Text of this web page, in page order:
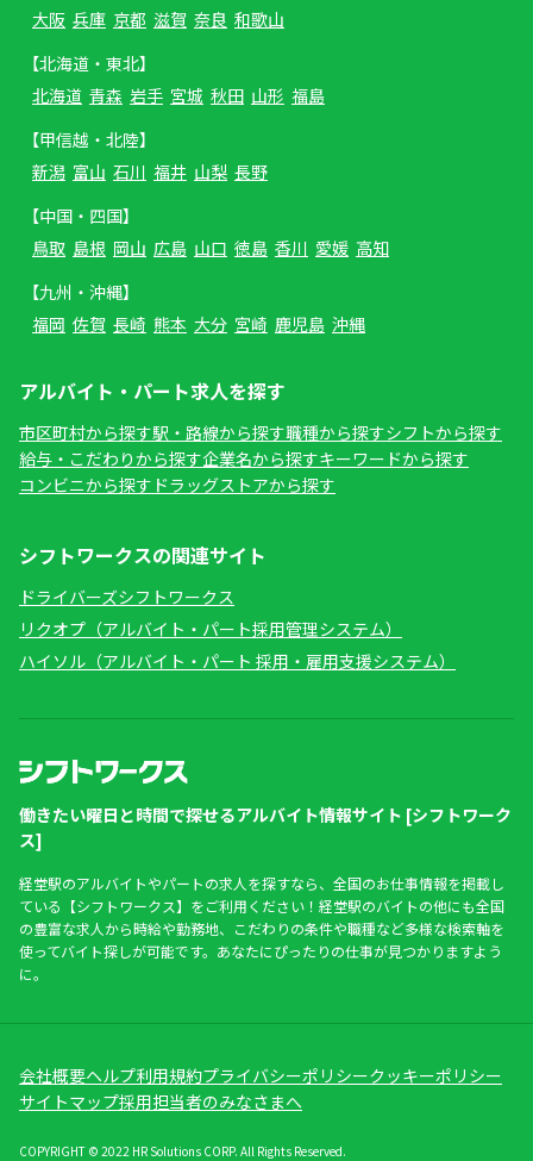
大阪 兵庫 京都 滋賀 奈良 和歌山
【北海道・東北】
北海道 青森 岩手 宮城 秋田 山形 福島
【甲信越・北陸】
新潟 富山 石川 福井 山梨 長野
【中国・四国】
鳥取 島根 岡山 広島 山口 徳島 香川 愛媛 高知
【九州・沖縄】
福岡 佐賀 長崎 熊本 大分 宮崎 鹿児島 沖縄
アルバイト・パート求人を探す
市区町村から探す駅・路線から探す職種から探すシフトから探す
給与・こだわりから探す企業名から探すキーワードから探す
コンビニから探す ドラッグストアから探す
シフトワークスの関連サイト
ドライバーズシフトワークス
リクオプ（アルバイト・パート採用管理システム）
ハイソル（アルバイト・パート 採用・雇用支援システム）
働きたい曜日と時間で探せるアルバイト情報サイト [シフトワーク
ス]
経堂駅のアルバイトやパートの求人を探すなら、全国のお仕事情報を掲載し
ている【シフトワークス】をご利用ください！経堂駅のバイトの他にも全国
の豊富な求人から時給や勤務地、こだわりの条件や職種など多様な検索軸を
使ってバイト探しが可能です。あなたにぴったりの仕事が見つかりますよう
に。
会社概要ヘルプ利用規約プライバシーポリシークッキーポリシー
サイトマップ採用担当者のみなさまへ
COPYRIGHT © 2022 HR Solutions CORP. All Rights Reserved.